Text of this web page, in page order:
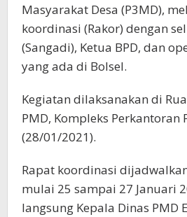
Masyarakat Desa (P3MD),
koordinasi (Rakor) dengan
(Sangadi), Ketua BPD, dan
yang ada di Bolsel.
Kegiatan dilaksanakan di
PMD, Kompleks Perkantoran
(28/01/2021).
Rapat koordinasi
mulai 25 sampai 27 Januari
langsung Kepala Dinas PMD